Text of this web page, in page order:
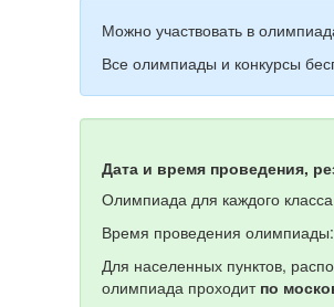
Можно участвовать в
Все олимпиады и конкурсы
Дата и время проведения,
Олимпиада для каждого
Время проведения
Для населенных пунктов,
олимпиада проходит по